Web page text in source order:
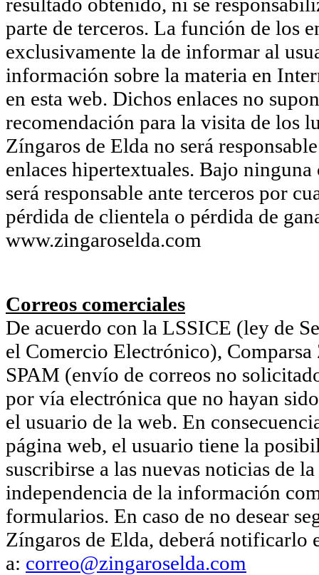
parte de terceros. La función de los
exclusivamente la de informar al
información sobre la materia en
en esta web. Dichos enlaces no
recomendación para la visita de los
Zíngaros de Elda no será
enlaces hipertextuales. Bajo
será responsable ante terceros por
pérdida de clientela o pérdida de
www.zingaroselda.com
Correos comerciales
De acuerdo con la LSSICE (ley de
el Comercio Electrónico),
SPAM (envío de correos no
por vía electrónica que no hayan
el usuario de la web. En
página web, el usuario tiene la
suscribirse a las nuevas noticias de
independencia de la información
formularios. En caso de no desear
Zíngaros de Elda, deberá notificarlo
a: correo@zingaroselda.com